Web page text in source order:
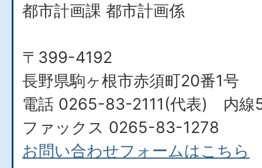
都市計画課 都市計画係
〒399-4192
長野県駒ヶ根市赤須町20番1号
電話 0265-83-2111(代表) 内線
ファックス 0265-83-1278
お問い合わせフォームはこちら